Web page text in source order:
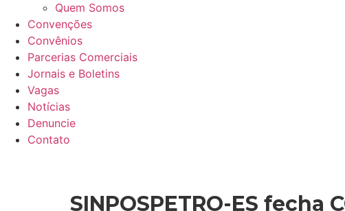
Quem Somos
Convenções
Convênios
Parcerias Comerciais
Jornais e Boletins
Vagas
Notícias
Denuncie
Contato
SINPOSPETRO-ES fecha